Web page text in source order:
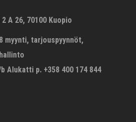
A 26, 70100 Kuopio
myynti, tarjouspyynnöt,
Alukatti p. +358 400 174 844